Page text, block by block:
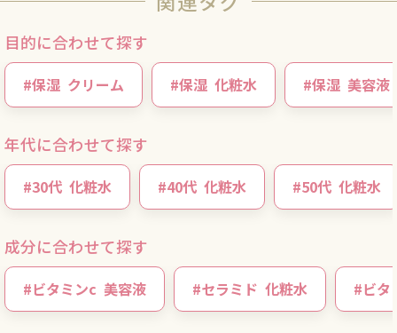
目的に合わせて探す
#保湿 クリーム #保湿 化粧水 #保湿 美容液
年代に合わせて探す
#30代 化粧水 #40代 化粧水 #50代 化粧水
成分に合わせて探す
#ビタミンc 美容液 #セラミド 化粧水 #ビタ